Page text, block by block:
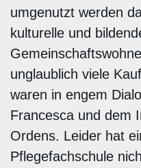
umgenutzt werden
kulturelle und
unglaublich viele
waren in engem
Francesca und dem
Ordens. Leider hat
Pflegefachschule